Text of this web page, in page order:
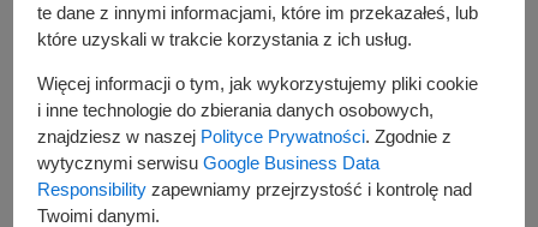
Urząd Miasta i Gminy Kórnik
informuje o tymczasowych
utrudnieniach w ruchu na ul.
Szkolnej w Borówcu oraz ul. Leśnej
w Skrzynkach w dniach 1-5 grudnia
2025 r.
te dane z innymi informacjami, które im przekazałeś, lub
które uzyskali w trakcie korzystania z ich usług.
Więcej informacji o tym, jak wykorzystujemy pliki cookie
i inne technologie do zbierania danych osobowych,
znajdziesz w naszej Polityce Prywatności. Zgodnie z
wytycznymi serwisuGoogle Business Data
Responsibility zapewniamy przejrzystość i kontrolę nad
Twoimi danymi.